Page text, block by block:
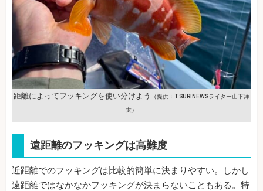
距離によってフッキングを使い分けよう （提供：TSURINEWSライター山下洋
太）
遠距離のフッキングは高難度
近距離でのフッキングは比較的簡単に決まりやすい。しかし
遠距離ではなかなかフッキングが決まらないこともある。特